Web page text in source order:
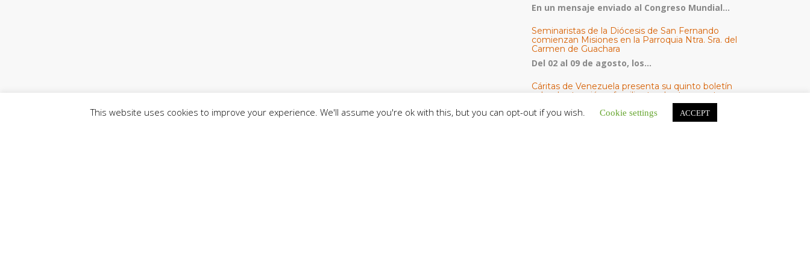
En un mensaje enviado al Congreso Mundial...
Seminaristas de la Diócesis de San Fernando
comienzan Misiones en la Parroquia Ntra. Sra. del
Carmen de Guachara
Del 02 al 09 de agosto, los...
Cáritas de Venezuela presenta su quinto boletín
sobre la atención a familias tras los terremotos
Cáritas de Venezuela publicó este martes 4...
This website uses cookies to improve your experience. We'll assume you're ok with this, but you can opt-out if you wish. Cookie settings ACCEPT